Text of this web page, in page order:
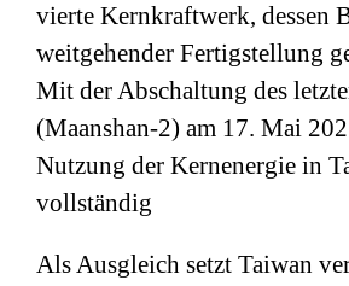
vierte Kernkraftwerk, dessen
weitgehender Fertigstellung
Mit der Abschaltung des
(Maanshan-2) am 17. Mai
Nutzung der Kernenergie in
vollständig
Als Ausgleich setzt Taiwan